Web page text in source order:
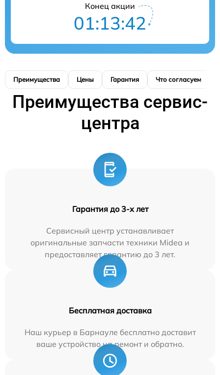
Конец акции
01:13:41
Преимущества Цены Гарантия Что согласуем
Преимущества сервис-
центра
Гарантия до 3-х лет
Сервисный центр устанавливает
оригинальные запчасти техники Midea и
предоставляет гарантию до 3 лет.
Бесплатная доставка
Наш курьер в Барнауле бесплатно доставит
ваше устройство на ремонт и обратно.